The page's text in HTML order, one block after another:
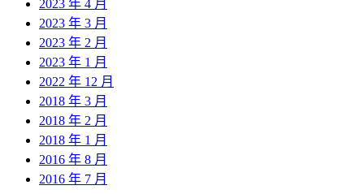
2023 年 4 月
2023 年 3 月
2023 年 2 月
2023 年 1 月
2022 年 12 月
2018 年 3 月
2018 年 2 月
2018 年 1 月
2016 年 8 月
2016 年 7 月